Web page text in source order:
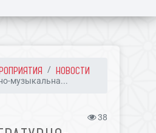
НОВОСТИ
музыкальна...
38